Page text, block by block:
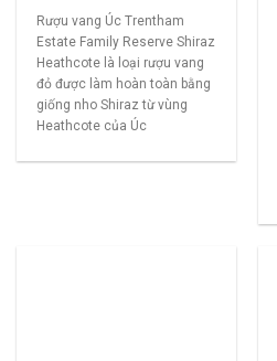
Rượu vang Úc Trentham
Estate Family Reserve Shiraz
Heathcote là loại rượu vang
đỏ được làm hoàn toàn bằng
giống nho Shiraz từ vùng
Heathcote của Úc